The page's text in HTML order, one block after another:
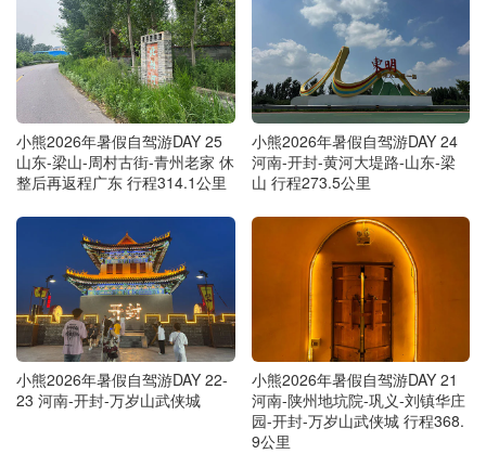
小熊2026年暑假自驾游DAY 25
山东-梁山-周村古街-青州老家 休
整后再返程广东 行程314.1公里
小熊2026年暑假自驾游DAY 24
河南-开封-黄河大堤路-山东-梁
山 行程273.5公里
小熊2026年暑假自驾游DAY 22-
23 河南-开封-万岁山武侠城
小熊2026年暑假自驾游DAY 21
河南-陕州地坑院-巩义-刘镇华庄
园-开封-万岁山武侠城 行程368.
9公里